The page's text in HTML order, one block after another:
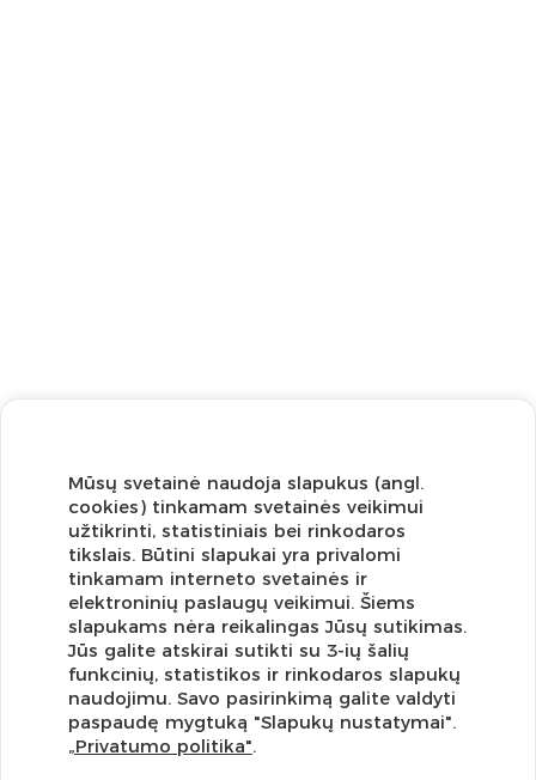
Užsisakykite naujienlaiškį ir pirmi gaukite geriausius
pasiūlymus!
Mūsų svetainė naudoja slapukus (angl.
cookies) tinkamam svetainės veikimui
užtikrinti, statistiniais bei rinkodaros
tikslais. Būtini slapukai yra privalomi
tinkamam interneto svetainės ir
elektroninių paslaugų veikimui. Šiems
slapukams nėra reikalingas Jūsų sutikimas.
Jūs galite atskirai sutikti su 3-ių šalių
funkcinių, statistikos ir rinkodaros slapukų
naudojimu. Savo pasirinkimą galite valdyti
paspaudę mygtuką "Slapukų nustatymai".
„Privatumo politika".